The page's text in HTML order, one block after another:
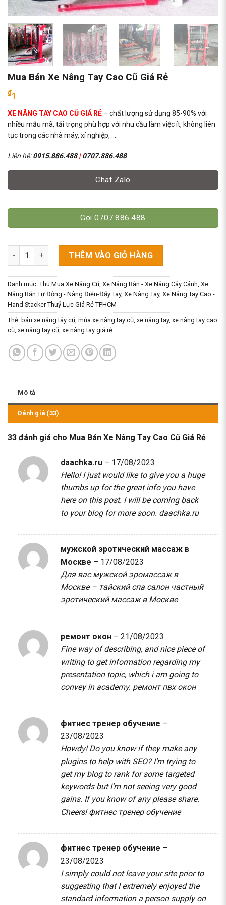
Mua Bán Xe Nâng Tay Cao Cũ Giá Rẻ
₫1
XE NÂNG TAY CAO CŨ GIÁ RẺ – chất lượng sử dụng 85-90% với
nhiều mẫu mã, tải trọng phù hợp với nhu cầu làm việc ít, không liên
tục trong các nhà máy, xí nghiệp, ….
Liên hệ:0915.886.488|0707.886.488
Chat Zalo
Gọi 0707.886.488
Mua Bán Xe Nâng Tay Cao Cũ Giá Rẻ số lượng
THÊM VÀO GIỎ HÀNG
Danh mục: Thu Mua Xe Nâng Cũ Xe Nâng Bàn - Xe Nâng Cây Cảnh Xe
Nâng Bán Tự Động - Nâng Điện-Đẩy Tay, Xe Nâng Tay, Xe Nâng Tay Cao -
Hand Stacker Thuỷ Lực Giá Rẻ TPHCM
Thẻ: bán xe nâng tây cũ múa xe nâng tay cũ xe nâng tay, xe nâng tay cao
cũ xe nâng tay cũ xe nâng tay giá rẻ
Mô tả
Đánh giá (33)
33 đánh giá cho Mua Bán Xe Nâng Tay Cao Cũ Giá Rẻ
daachka.ru – 17/08/2023
Hello! I just would like to give you a huge
thumbs up for the great info you have
here on this post. I will be coming back
to your blog for more soon. daachka.ru
мужской эротический массаж в
Москве – 17/08/2023
Для вас мужской эромассаж в
Москве – тайский спа салон частный
эротический массаж в Москве
ремонт окон – 21/08/2023
Fine way of describing, and nice piece of
writing to get information regarding my
presentation topic, which i am going to
convey in academy. ремонт пвх окон
фитнес тренер обучение –
23/08/2023
Howdy! Do you know if they make any
plugins to help with SEO? I’m trying to
get my blog to rank for some targeted
keywords but I’m not seeing very good
gains. If you know of any please share.
Cheers!фитнес тренер обучение
фитнес тренер обучение –
23/08/2023
I simply could not leave your site prior to
suggesting that I extremely enjoyed the
standard information a person supply on